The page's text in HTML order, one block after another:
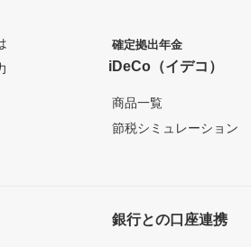
確定拠出年金
iDeCo（イデコ）
商品一覧
節税シミュレーション
銀行との口座連携